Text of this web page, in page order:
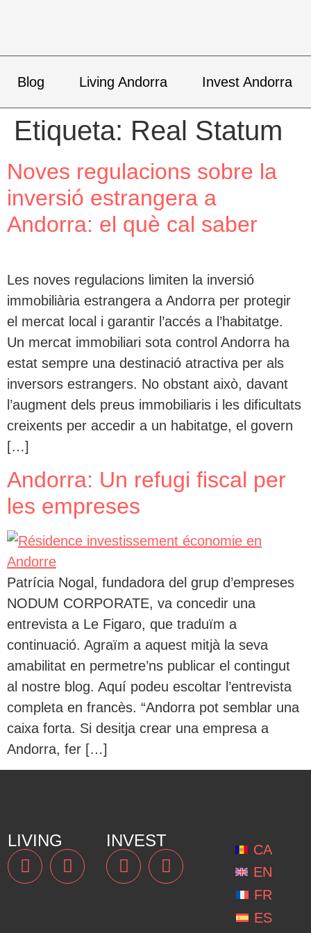
Blog Living Andorra Invest Andorra
Etiqueta: Real Statum
Noves regulacions sobre la
inversió estrangera a
Andorra: el què cal saber
Les noves regulacions limiten la inversió
immobiliària estrangera a Andorra per protegir
el mercat local i garantir l’accés a l’habitatge.
Un mercat immobiliari sota control Andorra ha
estat sempre una destinació atractiva per als
inversors estrangers. No obstant això, davant
l’augment dels preus immobiliaris i les dificultats
creixents per accedir a un habitatge, el govern
[…]
Andorra: Un refugi fiscal per
les empreses
Patrícia Nogal, fundadora del grup d’empreses
NODUM CORPORATE, va concedir una
entrevista a Le Figaro, que traduïm a
continuació. Agraïm a aquest mitjà la seva
amabilitat en permetre’ns publicar el contingut
al nostre blog. Aquí podeu escoltar l’entrevista
completa en francès. “Andorra pot semblar una
caixa forta. Si desitja crear una empresa a
Andorra, fer […]
LIVING INVEST
CA
EN
FR
ES